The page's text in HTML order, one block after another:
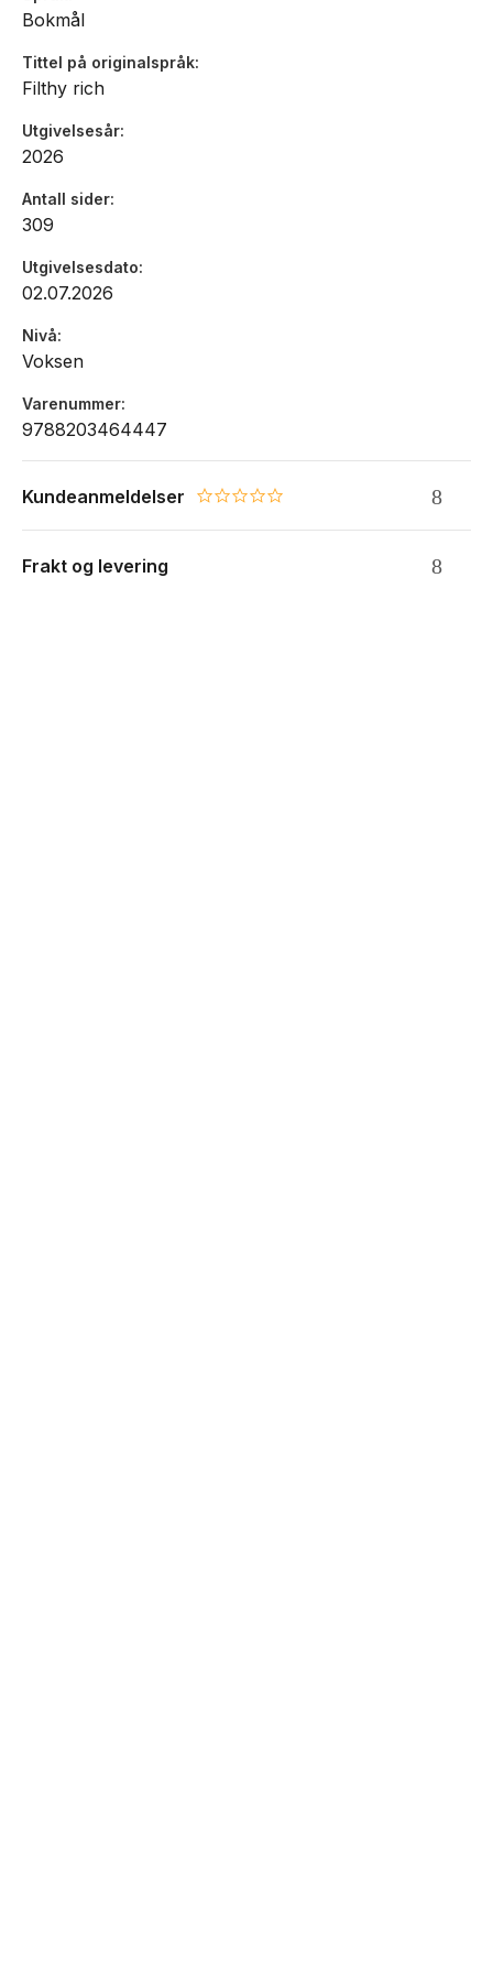
Bokmål
Tittel på originalspråk
Filthy rich
Utgivelsesår
2026
Antall sider
309
Utgivelsesdato
02.07.2026
Nivå
Voksen
Varenummer
9788203464447
Kundeanmeldelser 0.0 star rating
Frakt og levering